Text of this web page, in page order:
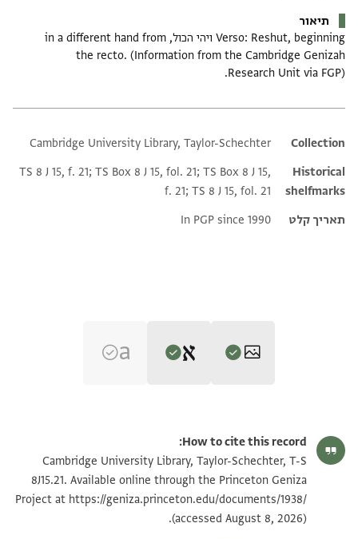
תיאור
Verso: Reshut, beginning ויהי הכול, in a different hand from
the recto. (Information from the Cambridge Genizah
Research Unit via FGP).
Additional metadata
Collection
Cambridge University Library, Taylor-Schechter
Historical
shelfmarks
TS 8 J 15, f. 21; TS Box 8 J 15, fol. 21; TS Box 8 J 15,
f. 21; TS 8 J 15, fol. 21
תאריך קלט
In PGP since 1990
S. D. Goitein's unpublished edition (1950–85).
ויהי הכול // רשות // באמר שוכן מעוני
בחר מכל אומות בזרע המוני
והנחילם יקרה על ידי חיוני
והורישם ארצות והשמיד מעני
T-S 8J15.21 1r
תנאי היתר שימוש בתצלום
How to cite this record:
Cambridge University Library, Taylor-Schechter, T-S
8J15.21. Available online through the Princeton Geniza
Project athttps://geniza.princeton.edu/documents/1938/
(accessed August 8, 2026).